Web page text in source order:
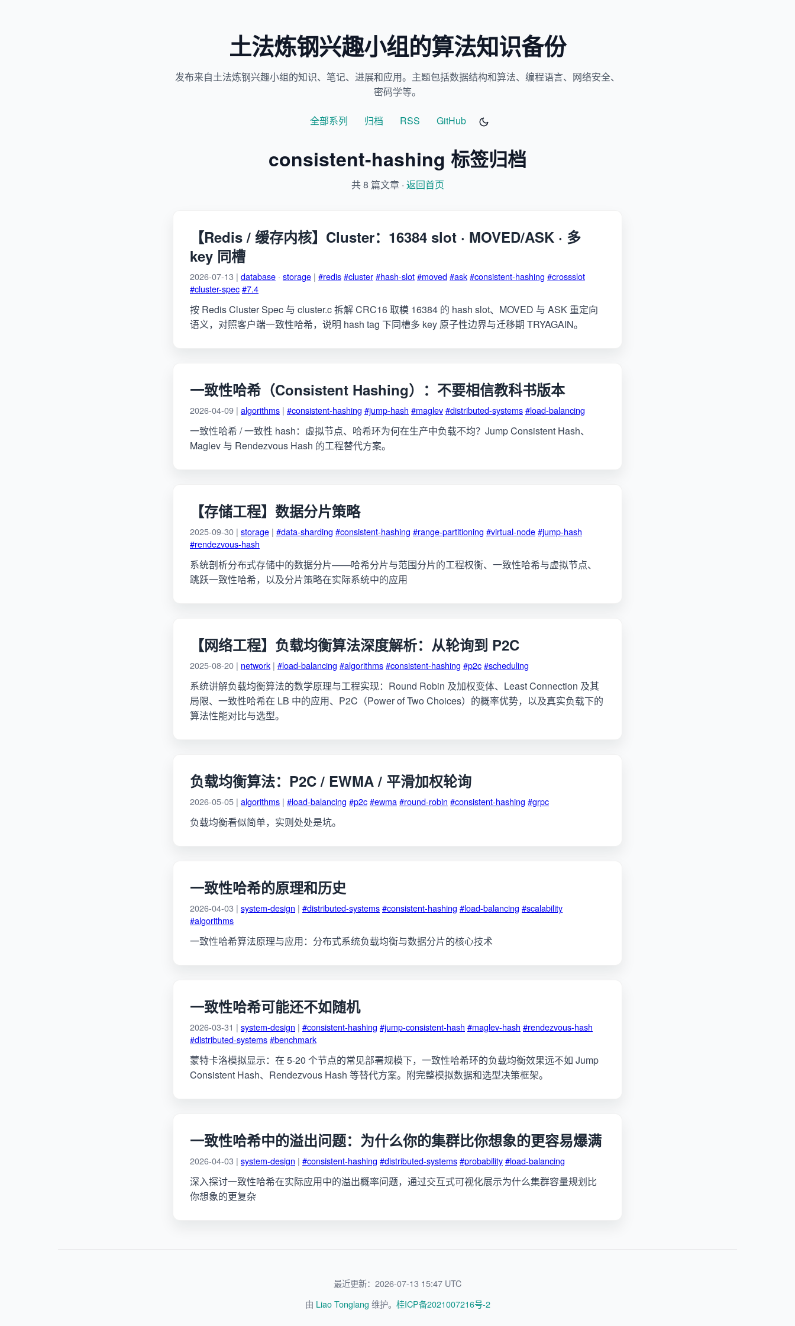
土法炼钢兴趣小组的算法知识备份
发布来自土法炼钢兴趣小组的知识、笔记、进展和应用。主题包括数据结构和算法、编程语言、网络安全、
密码学等。
全部系列 归档 RSS GitHub
consistent-hashing 标签归档
共 8 篇文章 · 返回首页
【Redis / 缓存内核】Cluster：16384 slot · MOVED/ASK · 多
key 同槽
2026-07-13 | database · storage | #redis#cluster#hash-slot#moved#ask#consistent-hashing #crossslot
#cluster-spec#7.4
按 Redis Cluster Spec 与 cluster.c 拆解 CRC16 取模 16384 的 hash slot、MOVED 与 ASK 重定向
语义，对照客户端一致性哈希，说明 hash tag 下同槽多 key 原子性边界与迁移期 TRYAGAIN。
一致性哈希（Consistent Hashing）：不要相信教科书版本
2026-04-09 | algorithms | #consistent-hashing #jump-hash #maglev#distributed-systems#load-balancing
一致性哈希 / 一致性 hash：虚拟节点、哈希环为何在生产中负载不均？Jump Consistent Hash、
Maglev 与 Rendezvous Hash 的工程替代方案。
【存储工程】数据分片策略
2025-09-30 | storage | #data-sharding #consistent-hashing #range-partitioning #virtual-node#jump-hash
#rendezvous-hash
系统剖析分布式存储中的数据分片——哈希分片与范围分片的工程权衡、一致性哈希与虚拟节点、
跳跃一致性哈希，以及分片策略在实际系统中的应用
【网络工程】负载均衡算法深度解析：从轮询到 P2C
2025-08-20 | network | #load-balancing #algorithms#consistent-hashing #p2c#scheduling
系统讲解负载均衡算法的数学原理与工程实现：Round Robin 及加权变体、Least Connection 及其
局限、一致性哈希在 LB 中的应用、P2C（Power of Two Choices）的概率优势，以及真实负载下的
算法性能对比与选型。
负载均衡算法：P2C / EWMA / 平滑加权轮询
2026-05-05 | algorithms | #load-balancing #p2c#ewma#round-robin #consistent-hashing #grpc
负载均衡看似简单，实则处处是坑。
一致性哈希的原理和历史
2026-04-03 | system-design | #distributed-systems#consistent-hashing #load-balancing #scalability
#algorithms
一致性哈希算法原理与应用：分布式系统负载均衡与数据分片的核心技术
一致性哈希可能还不如随机
2026-03-31 | system-design | #consistent-hashing #jump-consistent-hash #maglev-hash #rendezvous-hash
#distributed-systems#benchmark
蒙特卡洛模拟显示：在 5-20 个节点的常见部署规模下，一致性哈希环的负载均衡效果远不如 Jump
Consistent Hash、Rendezvous Hash 等替代方案。附完整模拟数据和选型决策框架。
一致性哈希中的溢出问题：为什么你的集群比你想象的更容易爆满
2026-04-03 | system-design | #consistent-hashing #distributed-systems#probability#load-balancing
深入探讨一致性哈希在实际应用中的溢出概率问题，通过交互式可视化展示为什么集群容量规划比
你想象的更复杂
最近更新：2026-07-13 15:47 UTC
由 Liao Tonglang 维护。 桂ICP备2021007216号-2